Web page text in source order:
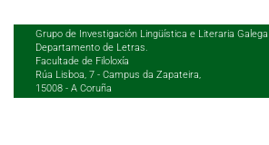
Grupo de Investigación Lingüística e Literaria Galega
Departamento de Letras.
Facultade de Filoloxía
Rúa Lisboa, 7 - Campus da Zapateira,
15008 - A Coruña